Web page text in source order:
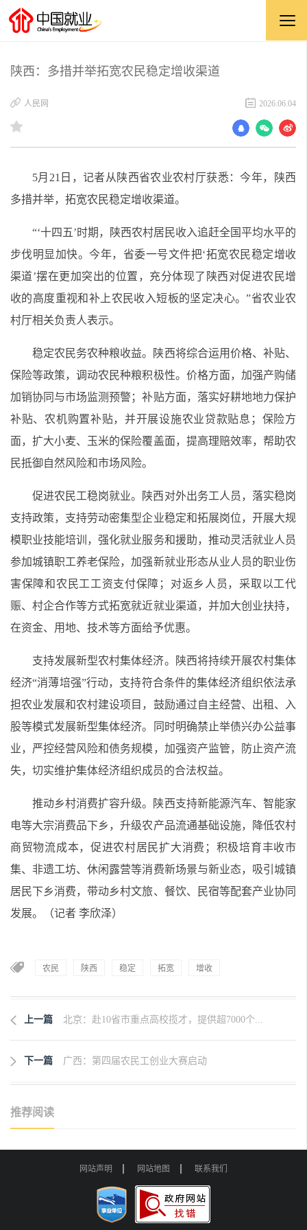
陕西：多措并举拓宽农民稳定增收渠道
​人民网 2026.06.04
5月21日，记者从陕西省农业农村厅获悉：今年，陕西
多措并举，拓宽农民稳定增收渠道。
“‘十四五’时期，陕西农村居民收入追赶全国平均水平的
步伐明显加快。今年，省委一号文件把‘拓宽农民稳定增收
渠道’摆在更加突出的位置，充分体现了陕西对促进农民增
收的高度重视和补上农民收入短板的坚定决心。”省农业农
村厅相关负责人表示。
稳定农民务农种粮收益。陕西将综合运用价格、补贴、
保险等政策，调动农民种粮积极性。价格方面，加强产购储
加销协同与市场监测预警；补贴方面，落实好耕地地力保护
补贴、农机购置补贴，并开展设施农业贷款贴息；保险方
面，扩大小麦、玉米的保险覆盖面，提高理赔效率，帮助农
民抵御自然风险和市场风险。
促进农民工稳岗就业。陕西对外出务工人员，落实稳岗
支持政策，支持劳动密集型企业稳定和拓展岗位，开展大规
模职业技能培训，强化就业服务和援助，推动灵活就业人员
参加城镇职工养老保险，加强新就业形态从业人员的职业伤
害保障和农民工工资支付保障；对返乡人员，采取以工代
赈、村企合作等方式拓宽就近就业渠道，并加大创业扶持，
在资金、用地、技术等方面给予优惠。
支持发展新型农村集体经济。陕西将持续开展农村集体
经济“消薄培强”行动，支持符合条件的集体经济组织依法承
担农业发展和农村建设项目，鼓励通过自主经营、出租、入
股等模式发展新型集体经济。同时明确禁止举债兴办公益事
业，严控经营风险和债务规模，加强资产监管，防止资产流
失，切实维护集体经济组织成员的合法权益。
推动乡村消费扩容升级。陕西支持新能源汽车、智能家
电等大宗消费品下乡，升级农产品流通基础设施，降低农村
商贸物流成本，促进农村居民扩大消费；积极培育丰收市
集、非遗工坊、休闲露营等消费新场景与新业态，吸引城镇
居民下乡消费，带动乡村文旅、餐饮、民宿等配套产业协同
发展。（记者 李欣泽）
农民 陕西 稳定 拓宽 增收
上一篇 北京：赴10省市重点高校揽才，提供超7000个...
下一篇 广西：第四届农民工创业大赛启动
推荐阅读
网站声明 网站地图 联系我们